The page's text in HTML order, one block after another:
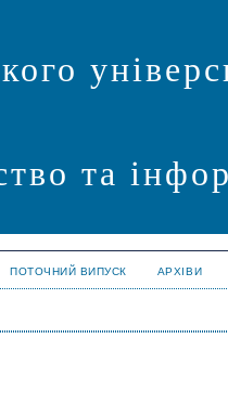
та
ПОТОЧНИЙ ВИПУСК АРХІВИ